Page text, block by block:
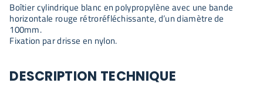
Boîtier cylindrique blanc en polypropylène avec une bande
horizontale rouge rétroréfléchissante, d’un diamètre de
100mm.
Fixation par drisse en nylon.
DESCRIPTION TECHNIQUE